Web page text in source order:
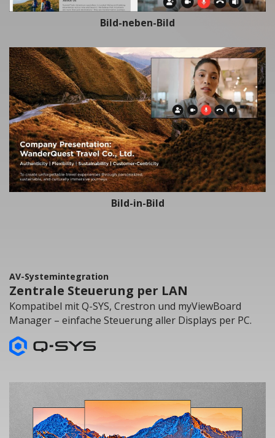
Bild-neben-Bild
Bild-in-Bild
AV-Systemintegration
Zentrale Steuerung per LAN
Kompatibel mit Q-SYS, Crestron und myViewBoard
Manager – einfache Steuerung aller Displays per PC.